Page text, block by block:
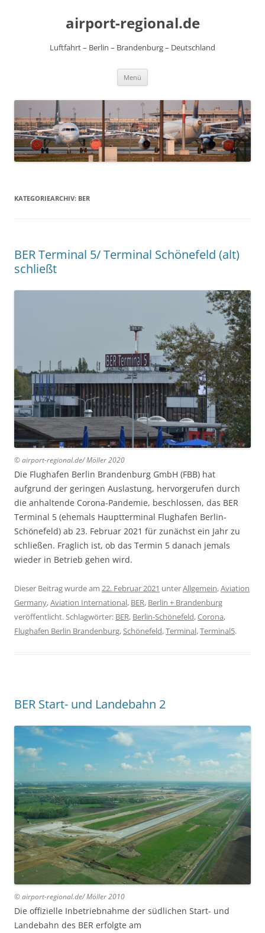
airport-regional.de
Luftfahrt – Berlin – Brandenburg – Deutschland
Menü
KATEGORIEARCHIV: BER
BER Terminal 5/ Terminal Schönefeld (alt)
schließt
© airport-regional.de/ Möller 2020
Die Flughafen Berlin Brandenburg GmbH (FBB) hat
aufgrund der geringen Auslastung, hervorgerufen durch
die anhaltende Corona-Pandemie, beschlossen, das BER
Terminal 5 (ehemals Hauptterminal Flughafen Berlin-
Schönefeld) ab 23. Februar 2021 für zunächst ein Jahr zu
schließen. Fraglich ist, ob das Termin 5 danach jemals
wieder in Betrieb gehen wird.
Dieser Beitrag wurde am 22. Februar 2021 unterAllgemein,Aviation
Germany,Aviation International, BER, Berlin + Brandenburg
veröffentlicht. Schlagwörter: BER, Berlin-Schönefeld,Corona,
Flughafen Berlin Brandenburg,Schönefeld,Terminal,Terminal5.
BER Start- und Landebahn 2
© airport-regional.de/ Möller 2010
Die offizielle Inbetriebnahme der südlichen Start- und
Landebahn des BER erfolgte am